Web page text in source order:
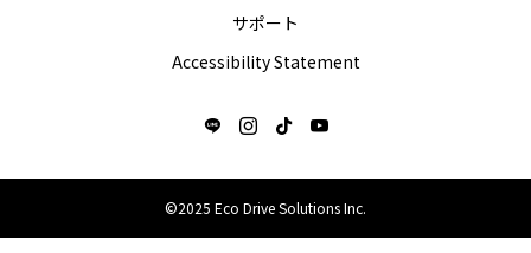
サポート
Accessibility Statement
©2025 Eco Drive Solutions Inc.